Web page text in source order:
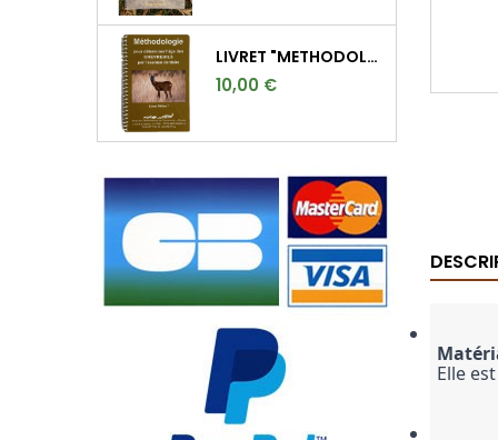
LIVRET "METHODOLOGIE POUR DETERMINER L'AGE DES CHEVREUILS"
10,00 €
Elle